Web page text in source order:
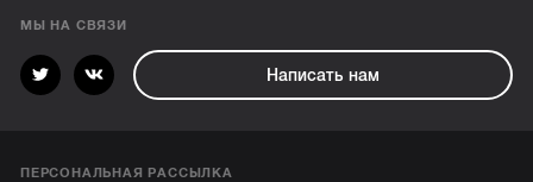
МЫ НА СВЯЗИ
Написать нам
ПЕРСОНАЛЬНАЯ РАССЫЛКА